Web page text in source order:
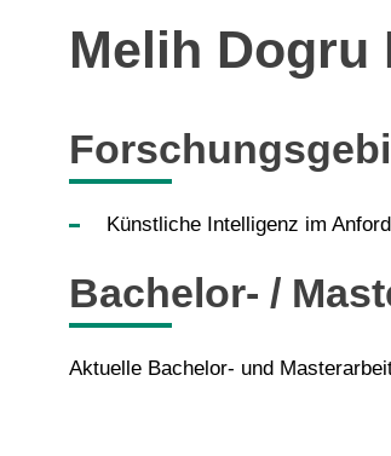
Melih Dogru
Künstliche Intelligenz im
Bachelor- /
Aktuelle Bachelor- und